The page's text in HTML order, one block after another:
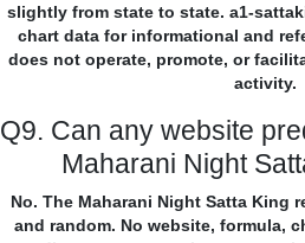
slightly from state to state. a1-
chart data for informational and
does not operate, promote, or
activity.
Q9. Can any website
Maharani Night
No. The Maharani Night Satta King
and random. No website, formula,